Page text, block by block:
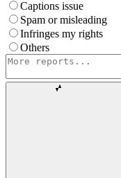
Captions issue
Spam or misleading
Infringes my rights
Others